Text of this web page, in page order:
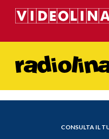
CONSULTA IL